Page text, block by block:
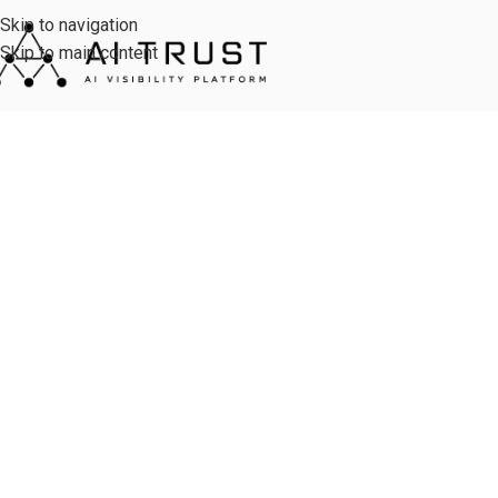
Skip to navigation
Skip to main content